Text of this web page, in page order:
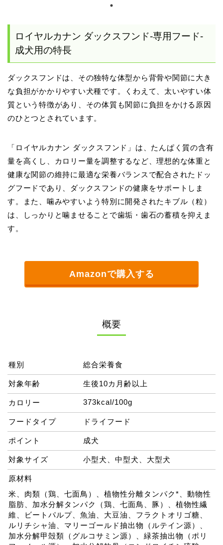
ロイヤルカナン ダックスフンド-専用フード-
成犬用の特長
ダックスフンドは、その独特な体型から背骨や関節に大き
な負担がかかりやすい犬種です。くわえて、太いやすい体
質という特徴があり、その体質も関節に負担をかける原因
のひとつとされています。
「ロイヤルカナン ダックスフンド」は、たんぱく質の含有
量を高くし、カロリー量を調整するなど、理想的な体重と
健康な関節の維持に最適な栄養バランスで配合されたドッ
グフードであり、ダックスフンドの健康をサポートしま
す。また、噛みやすいよう特別に開発されたキブル（粒）
は、しっかりと噛ませることで歯垢・歯石の蓄積を抑えま
す。
Amazonで購入する
概要
種別 総合栄養食
対象年齢 生後10カ月齢以上
カロリー 373kcal/100g
フードタイプ ドライフード
ポイント 成犬
対象サイズ 小型犬、中型犬、大型犬
原材料
米、肉類（鶏、七面鳥）、植物性分離タンパク*、動物性
脂肪、加水分解タンパク（鶏、七面鳥、豚）、植物性繊
維、ビートパルプ、魚油、大豆油、フラクトオリゴ糖、
ルリチシャ油、マリーゴールド抽出物（ルテイン源）、
加水分解甲殻類（グルコサミン源）、緑茶抽出物（ポリ